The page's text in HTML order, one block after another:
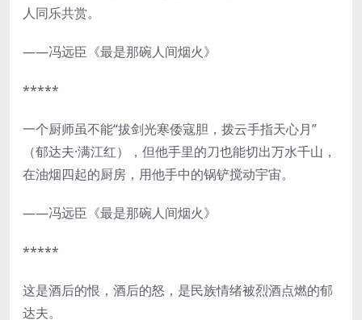
人同乐共赏。
——冯远臣《最是那碗人间烟火》
*****
一个厨师虽不能“拔剑光寒倭寇胆，拨云手指天心月”
（郁达夫·满江红），但他手里的刀也能切出万水千山，
在油烟四起的厨房，用他手中的锅铲搅动宇宙。
——冯远臣《最是那碗人间烟火》
*****
这是酒后的恨，酒后的怒，是民族情绪被烈酒点燃的郁
达夫。